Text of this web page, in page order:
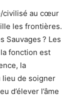
civilisé au cœur
les frontières.
Sauvages ? Les
fonction est
la
lieu de soigner
d’élever l’âme